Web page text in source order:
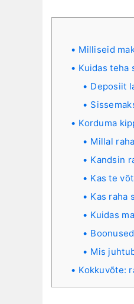
Milliseid
Kuidas teha
Deposiit
Korduma
Millal
Kandsin
Kas te
Kas raha
Kuidas
Mis
Kokkuvõte: